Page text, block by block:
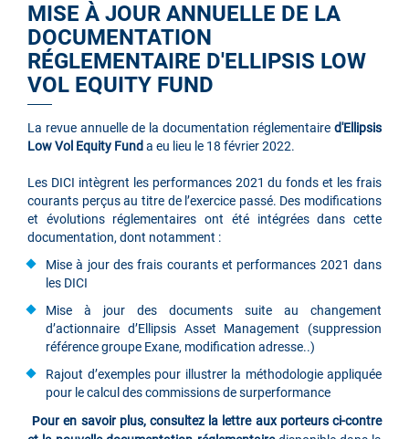
MISE À JOUR ANNUELLE DE LA
DOCUMENTATION
RÉGLEMENTAIRE D'ELLIPSIS LOW
VOL EQUITY FUND
La revue annuelle de la documentation réglementaire d'Ellipsis
Low Vol Equity Fund a eu lieu le 18 février 2022.
Les DICI intègrent les performances 2021 du fonds et les frais
courants perçus au titre de l’exercice passé. Des modifications
et évolutions réglementaires ont été intégrées dans cette
documentation, dont notamment :
Mise à jour des frais courants et performances 2021 dans
les DICI
Mise à jour des documents suite au changement
d’actionnaire d’Ellipsis Asset Management (suppression
référence groupe Exane, modification adresse..)
Rajout d’exemples pour illustrer la méthodologie appliquée
pour le calcul des commissions de surperformance
Pour en savoir plus, consultez la lettre aux porteurs ci-contre